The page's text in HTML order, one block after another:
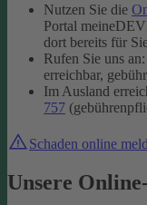
Nutzen Sie die
Portal
dort bereits für
Rufen Sie uns an:
erreichbar,
Im Ausland
757
Schaden online
Unsere